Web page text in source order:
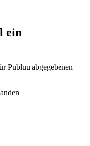
ein
Publuu abgegebenen